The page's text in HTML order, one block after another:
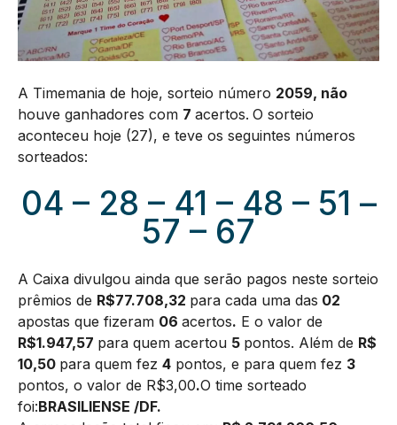
A Timemania de hoje, sorteio número 2059, não
houve ganhadores com 7 acertos. O sorteio
aconteceu hoje (27), e teve os seguintes números
sorteados:
04 – 28 – 41 – 48 – 51 –
57 – 67
A Caixa divulgou ainda que serão pagos neste sorteio
prêmios de R$77.708,32 para cada uma das 02
apostas que fizeram 06 acertos. E o valor de
R$1.947,57 para quem acertou 5 pontos. Além de R$
10,50 para quem fez 4 pontos, e para quem fez 3
pontos, o valor de R$3,00.O time sorteado
foi:BRASILIENSE /DF.